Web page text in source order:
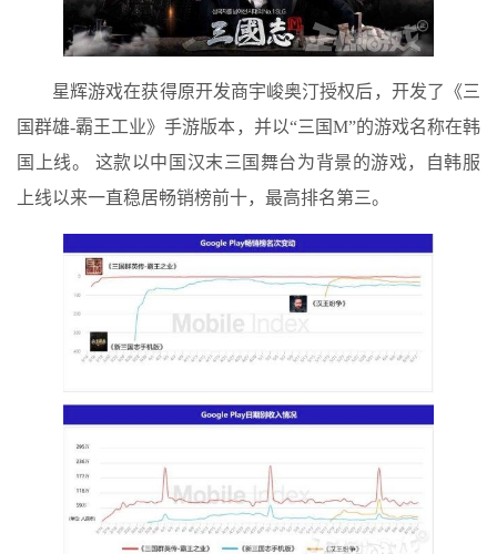
星辉游戏在获得原开发商宇峻奥汀授权后，开发了《三
国群雄-霸王工业》手游版本，并以“三国M”的游戏名称在韩
国上线。 这款以中国汉末三国舞台为背景的游戏，自韩服
上线以来一直稳居畅销榜前十，最高排名第三。